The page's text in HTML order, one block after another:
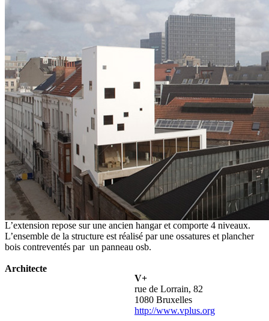
L’extension repose sur une ancien hangar et comporte 4 niveaux.
L’ensemble de la structure est réalisé par une ossatures et plancher
bois contreventés par un panneau osb.
Architecte
V+
rue de Lorrain, 82
1080 Bruxelles
http://www.vplus.org